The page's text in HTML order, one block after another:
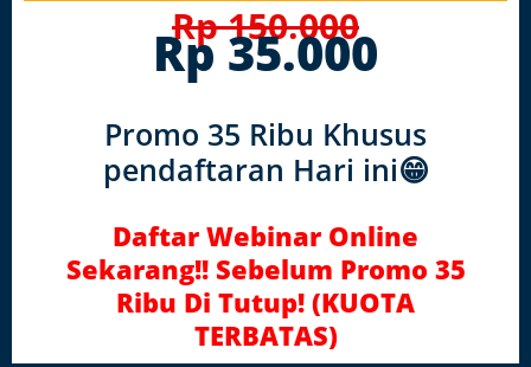
Rp 150.000
Rp 35.000
Promo 35 Ribu Khusus
pendaftaran Hari ini😁
Daftar Webinar Online
Sekarang!! Sebel um Promo 35
Ribu Di Tutup! (KUOTA
TERBATAS)